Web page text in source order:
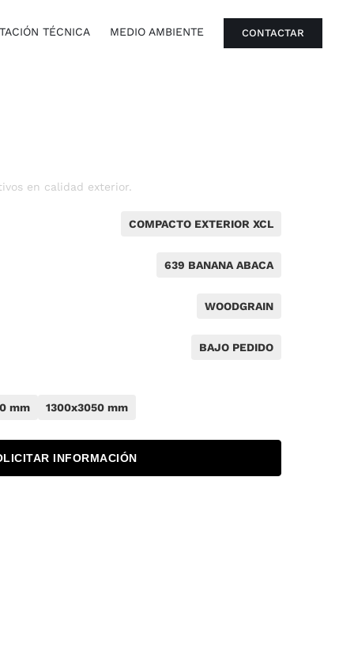
TÉCNICA MEDIO AMBIENTE CONTACTAR
en calidad exterior.
COMPACTO EXTERIOR XCL
639 BANANA ABACA
WOODGRAIN
BAJO PEDIDO
mm 1300x3050 mm
INFORMACIÓN